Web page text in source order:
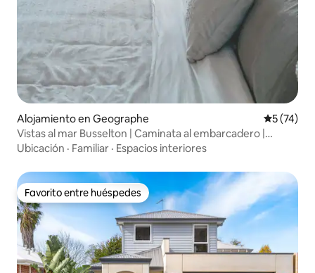
Alojamiento en Geographe
5 (74)
Vistas al mar Busselton | Caminata al embarcadero |
Ayatana
Ubicación · Familiar · Espacios interiores
Favorito entre huéspedes
Favorito entre huéspedes